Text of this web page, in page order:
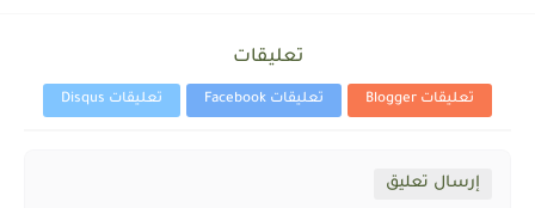
تعليقات
تعليقات Blogger تعليقات Facebook تعليقات Disqus
إرسال تعليق